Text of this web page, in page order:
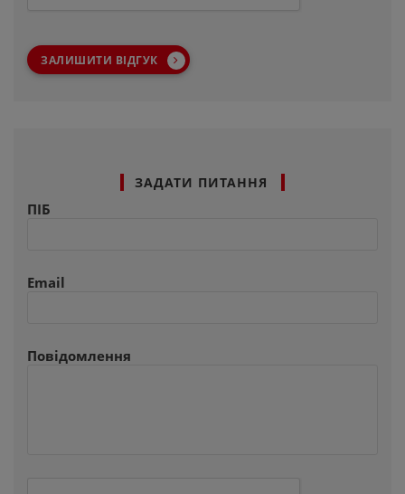
ЗАЛИШИТИ ВІДГУК
ЗАДАТИ ПИТАННЯ
ПІБ
Email
Повідомлення